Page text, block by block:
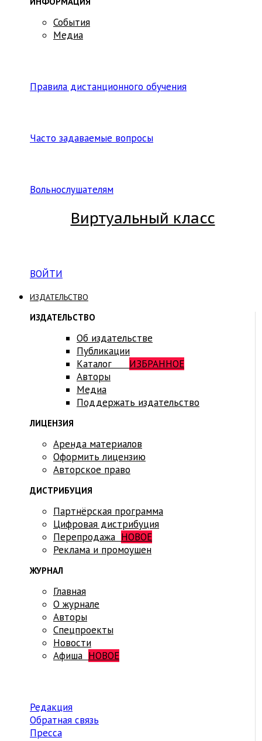
События
Медиа
Правила дистанционного обучения
Часто задаваемые вопросы
Вольнослушателям
Виртуальный класс
ВОЙТИ
ИЗДАТЕЛЬСТВО
ИЗДАТЕЛЬСТВО
Об издательстве
Публикации
Каталог ИЗБРАННОЕ
Авторы
Медиа
Поддержать издательство
ЛИЦЕНЗИЯ
Аренда материалов
Оформить лицензию
Авторское право
ДИСТРИБУЦИЯ
Партнёрская программа
Цифровая дистрибуция
Перепродажа НОВОЕ
Реклама и промоушен
ЖУРНАЛ
Главная
О журнале
Авторы
Спецпроекты
Новости
Афиша НОВОЕ
Редакция
Обратная связь
Пресса